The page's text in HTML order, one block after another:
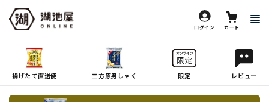
ログイン カート
揚げたて直送便 三方原男しゃく 限定 レビュー